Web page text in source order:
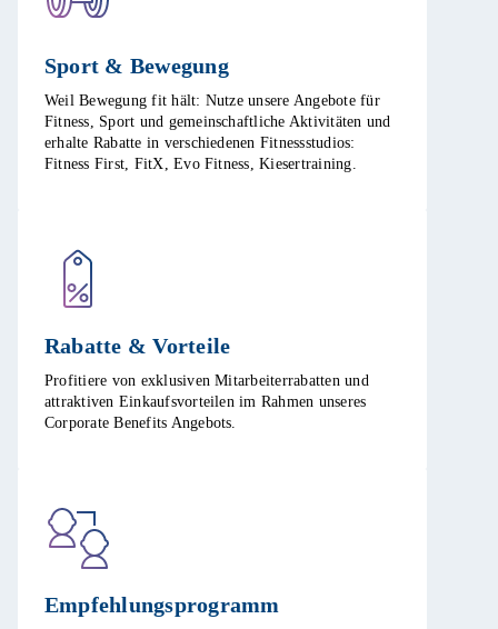
Sport & Bewegung​
Weil Bewegung fit hält: Nutze unsere Angebote für
Fitness, Sport und gemeinschaftliche Aktivitäten und
erhalte Rabatte in verschiedenen Fitnessstudios:
Fitness First, FitX, Evo Fitness, Kiesertraining.​
Rabatte & Vorteile​
Profitiere von exklusiven Mitarbeiterrabatten und
attraktiven Einkaufsvorteilen im Rahmen unseres
Corporate Benefits Angebots. ​
Empfehlungsprogramm​